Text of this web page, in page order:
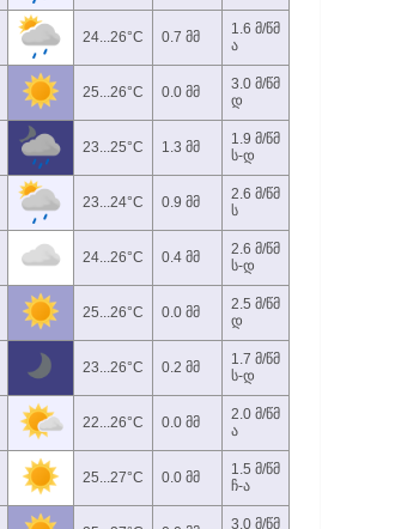
24...26°C 0.7 მმ
1.6 მ/წმ
ა
25...26°C 0.0 მმ
3.0 მ/წმ
დ
23...25°C 1.3 მმ
1.9 მ/წმ
ს-დ
23...24°C 0.9 მმ
2.6 მ/წმ
ს
24...26°C 0.4 მმ
2.6 მ/წმ
ს-დ
25...26°C 0.0 მმ
2.5 მ/წმ
დ
23...26°C 0.2 მმ
1.7 მ/წმ
ს-დ
22...26°C 0.0 მმ
2.0 მ/წმ
ა
25...27°C 0.0 მმ
1.5 მ/წმ
ჩ-ა
3.0 მ/წმ